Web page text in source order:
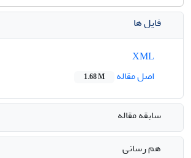
فایل ها
اصل مقاله
1.68 M
سابقه مقاله
هم رسانی